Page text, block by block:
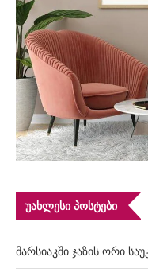
ᲣᲐᲮᲚᲔᲡᲘ ᲞᲝᲡᲢᲔᲑᲘ
მარსიაკში ჯაზის ორი